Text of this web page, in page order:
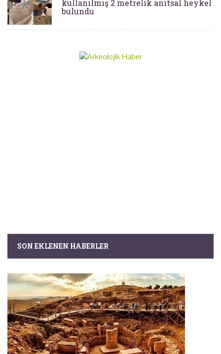
kullanılmış 2 metrelik anıtsal heykel
bulundu
SON EKLENEN HABERLER